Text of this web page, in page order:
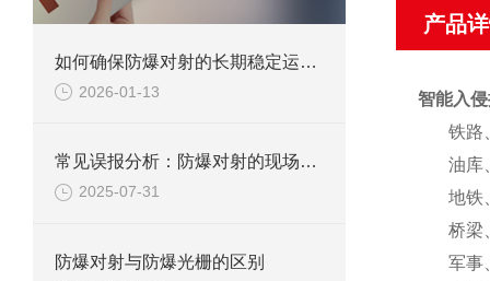
如何确保防爆对射的长期稳定运行？
2026-01-13
常见误报分析：防爆对射的现场调试避坑指南
2025-07-31
防爆对射与防爆光栅的区别
产品
智能入
铁路
油库
地铁
桥梁
军事